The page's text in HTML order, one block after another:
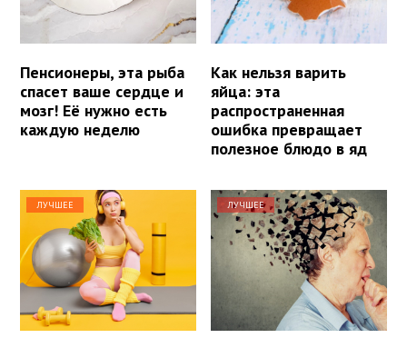
Пенсионеры, эта рыба
спасет ваше сердце и
мозг! Её нужно есть
каждую неделю
Как нельзя варить
яйца: эта
распространенная
ошибка превращает
полезное блюдо в яд
ЛУЧШЕЕ ЛУЧШЕЕ